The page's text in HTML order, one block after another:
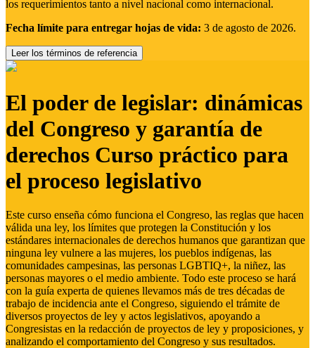
los requerimientos tanto a nivel nacional como internacional.
Fecha límite para entregar hojas de vida: 3 de agosto de 2026.
Leer los términos de referencia
El poder de legislar: dinámicas
del Congreso y garantía de
derechos Curso práctico para
el proceso legislativo
Este curso enseña cómo funciona el Congreso, las reglas que hacen
válida una ley, los límites que protegen la Constitución y los
estándares internacionales de derechos humanos que garantizan que
ninguna ley vulnere a las mujeres, los pueblos indígenas, las
comunidades campesinas, las personas LGBTIQ+, la niñez, las
personas mayores o el medio ambiente. Todo este proceso se hará
con la guía experta de quienes llevamos más de tres décadas de
trabajo de incidencia ante el Congreso, siguiendo el trámite de
diversos proyectos de ley y actos legislativos, apoyando a
Congresistas en la redacción de proyectos de ley y proposiciones, y
analizando el comportamiento del Congreso y sus resultados.